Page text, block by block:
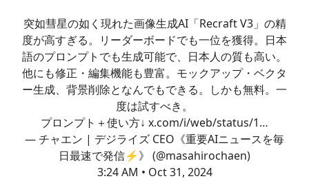
突如彗星の如く現れた画像生成AI「Recraft V3」の精
度が高すぎる。リーダーボードでも一位を獲得。日本
語のプロンプトでも生成可能で、日本人の質も高い。
他にも修正・編集機能も豊富。モックアップ・ベクタ
ー生成、背景削除となんでもできる。しかも無料。一
度は試すべき。
プロンプト＋使い方↓ x.com/i/web/status/1…
— チャエン | デジライズ CEO《重要AIニュースを毎
日最速で発信⚡️》 (@masahirochaen)
3:24 AM • Oct 31, 2024